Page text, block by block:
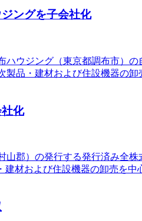
ングを子会社化
ウジング（東京都調布市）
品・建材および住設機器の
化
郡）の発行する発行済み全
材および住設機器の卸売を